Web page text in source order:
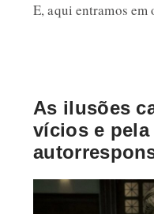
E, aqui entramos
As ilusões
vícios e pela